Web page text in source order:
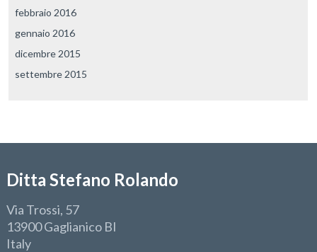
febbraio 2016
gennaio 2016
dicembre 2015
settembre 2015
Ditta Stefano Rolando
Via Trossi, 57
13900 Gaglianico BI
Italy